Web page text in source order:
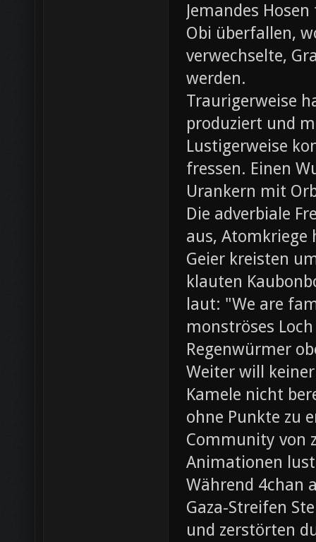
Jemandes
Obi überfallen,
verwechselte,
werden.
Traurigerweise
produziert und
Lustigerweise
fressen. Einen
Urankern mit
Die adverbiale
aus,
Geier kreisten
klauten
laut: "We are
monströses
Regenwürmer
Weiter will
Kamele nicht
ohne Punkte zu
Community von
Animationen
Während 4chan
Gaza-Streifen
und zerstörten